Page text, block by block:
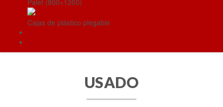
Cajas de plástico plegable
USADO